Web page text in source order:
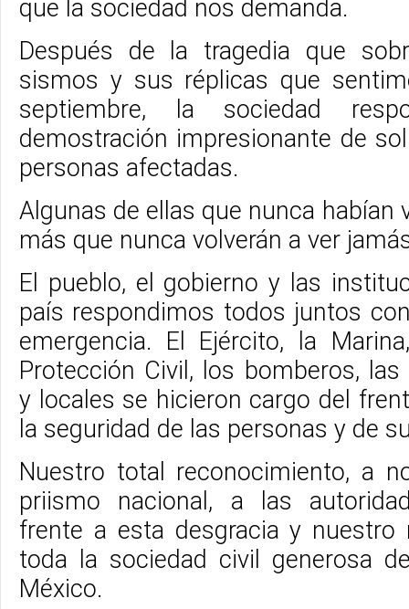
que la sociedad nos demanda.
Después de la tragedia que
sismos y sus réplicas que
septiembre, la sociedad
demostración impresionante de
personas afectadas.
Algunas de ellas que nunca habían
más que nunca volverán a ver
El pueblo, el gobierno y las
país respondimos todos juntos
emergencia. El Ejército, la
Protección Civil, los bomberos,
y locales se hicieron cargo del
la seguridad de las personas y de
Nuestro total reconocimiento, a
priismo nacional, a las
frente a esta desgracia y nuestro
toda la sociedad civil generosa
México.